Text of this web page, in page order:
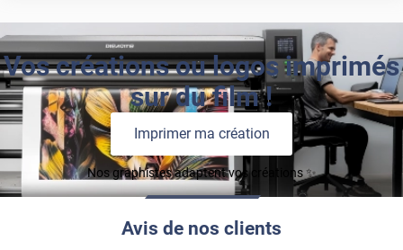
Vos créations ou logos imprimés
sur du film !
Imprimer ma création
Nos graphistes adaptent vos créations ✨
Avis de nos clients